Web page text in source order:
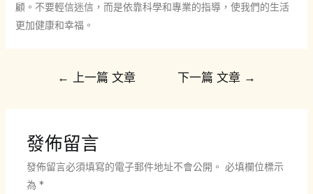
顧。不要輕信迷信，而是依靠科學和專業的指導，使我們的生活
更加健康和幸福。
← 上一篇 文章 下一篇 文章 →
發佈留言
發佈留言必須填寫的電子郵件地址不會公開。 必填欄位標示
為 *